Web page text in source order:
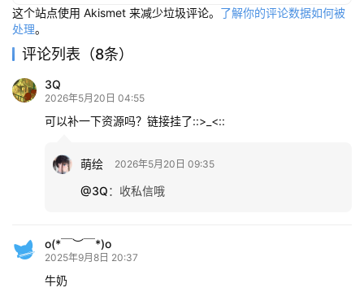
这个站点使用 Akismet 来减少垃圾评论。 了解你的评论数据如何被
处理。
评论列表（8条）
3Q
2026年5月20日 04:55
可以补一下资源吗？链接挂了::>_<::
萌绘 2026年5月20日 09:35
@3Q： 收私信哦
o(*￣︶￣*)o
2025年9月8日 20:37
牛奶